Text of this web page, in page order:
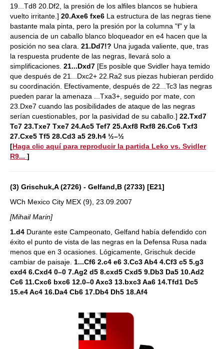
19...Td8 20.Df2, la presión de los alfiles blancos se hubiera
vuelto irritante.] 20.Axe6 fxe6 La estructura de las negras tiene
bastante mala pinta, pero la presión por la columna "f" y la
ausencia de un caballo blanco bloqueador en e4 hacen que la
posición no sea clara. 21.Dd7!? Una jugada valiente, que, tras
la respuesta prudente de las negras, llevará solo a
simplificaciones. 21...Dxd7 [Es posible que Svidler haya temido
que después de 21...Dxc2+ 22.Ra2 sus piezas hubieran perdido
su coordinación. Efectivamente, después de 22...Tc3 las negras
pueden parar la amenaza ...Txa3+, seguido por mate, con
23.Dxe7 cuando las posibilidades de ataque de las negras
serían cuestionables, por la pasividad de su caballo.] 22.Txd7
Tc7 23.Txe7 Txe7 24.Ac5 Tef7 25.Axf8 Rxf8 26.Cc6 Txf3
27.Cxe5 Tf5 28.Cd3 a5 29.h4 ½–½
[Haga clic aquí para reproducir la partida Leko vs. Svidler
R9... ]
(3) Grischuk,A (2726) - Gelfand,B (2733) [E21]
WCh Mexico City MEX (9), 23.09.2007
[Mihail Marin]
1.d4 Durante este Campeonato, Gelfand había defendido con
éxito el punto de vista de las negras en la Defensa Rusa nada
menos que en 3 ocasiones. Lógicamente, Grischuk decide
cambiar de paisaje. 1...Cf6 2.c4 e6 3.Cc3 Ab4 4.Cf3 c5 5.g3
cxd4 6.Cxd4 0–0 7.Ag2 d5 8.cxd5 Cxd5 9.Db3 Da5 10.Ad2
Cc6 11.Cxc6 bxc6 12.0–0 Axc3 13.bxc3 Aa6 14.Tfd1 Dc5
15.e4 Ac4 16.Da4 Cb6 17.Db4 Dh5 18.Af4